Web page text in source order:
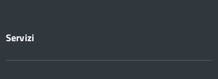
Servizi